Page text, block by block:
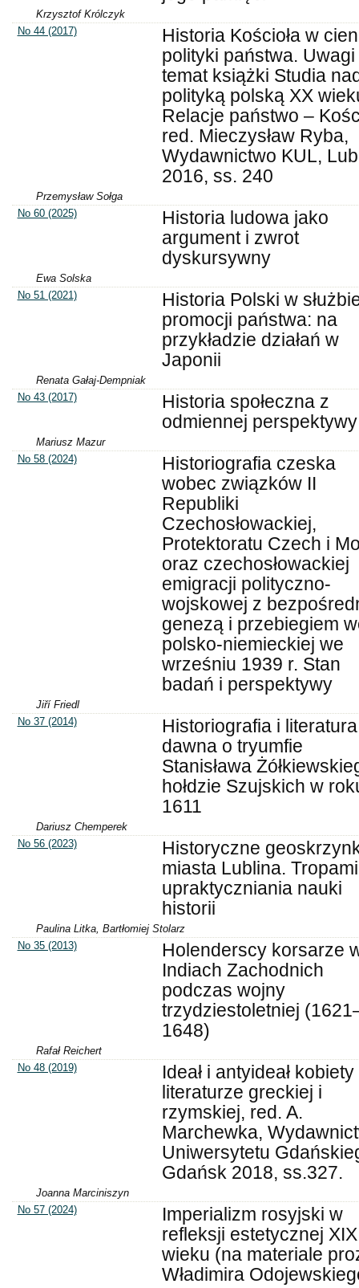
Krzysztof Królczyk
No 44 (2017)
Historia Kościoła w
polityki państwa. Uwagi
temat książki Studia
polityką polską XX
Relacje państwo –
red. Mieczysław Ryba,
Wydawnictwo KUL,
2016, ss. 240
Przemysław Sołga
No 60 (2025)
Historia ludowa jako
argument i zwrot
dyskursywny
Ewa Solska
No 51 (2021)
Historia Polski w
promocji państwa: na
przykładzie działań w
Japonii
Renata Gałaj-Dempniak
No 43 (2017)
Historia społeczna z
odmiennej perspektywy
Mariusz Mazur
No 58 (2024)
Historiografia czeska
wobec związków II
Republiki
Czechosłowackiej,
Protektoratu Czech i
oraz czechosłowackiej
emigracji polityczno-
wojskowej z
genezą i przebiegiem
polsko-niemieckiej we
wrześniu 1939 r. Stan
badań i perspektywy
Jiří Friedl
No 37 (2014)
Historiografia i literatura
dawna o tryumfie
Stanisława
hołdzie Szujskich w
1611
Dariusz Chemperek
No 56 (2023)
Historyczne
miasta Lublina. Tropami
upraktyczniania nauki
historii
Paulina Litka, Bartłomiej Stolarz
No 35 (2013)
Holenderscy korsarze
Indiach Zachodnich
podczas wojny
trzydziestoletniej
1648)
Rafał Reichert
No 48 (2019)
Ideał i antyideał kobiety
literaturze greckiej i
rzymskiej, red. A.
Marchewka,
Uniwersytetu
Gdańsk 2018, ss.327.
Joanna Marciniszyn
No 57 (2024)
Imperializm rosyjski w
refleksji estetycznej XIX
wieku (na materiale
Władimira